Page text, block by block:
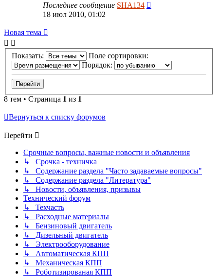
Последнее сообщение SHA134
18 июл 2010, 01:02
Новая тема
Показать:
Поле сортировки:
Порядок:
8 тем • Страница 1 из 1
Вернуться к списку форумов
Перейти
Срочные вопросы, важные новости и объявления
↳ Срочка - техничка
↳ Содержание раздела "Часто задаваемые вопросы"
↳ Содержание раздела "Литература"
↳ Новости, объявления, призывы
Технический форум
↳ Техчасть
↳ Расходные материалы
↳ Бензиновый двигатель
↳ Дизельный двигатель
↳ Электрооборудование
↳ Автоматическая КПП
↳ Механическая КПП
↳ Роботизированая КПП